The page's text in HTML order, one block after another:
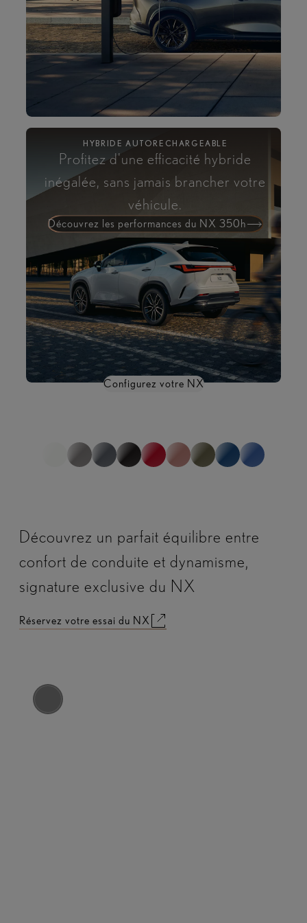
HYBRIDE AUTORECHARGEABLE
Profitez d'une efficacité hybride
inégalée, sans jamais brancher votre
véhicule.
Découvrez les performances du NX 350h
sur0
Configurez votre NX
Découvrez un parfait équilibre entre
confort de conduite et dynamisme,
signature exclusive du NX
Réservez votre essai du NX